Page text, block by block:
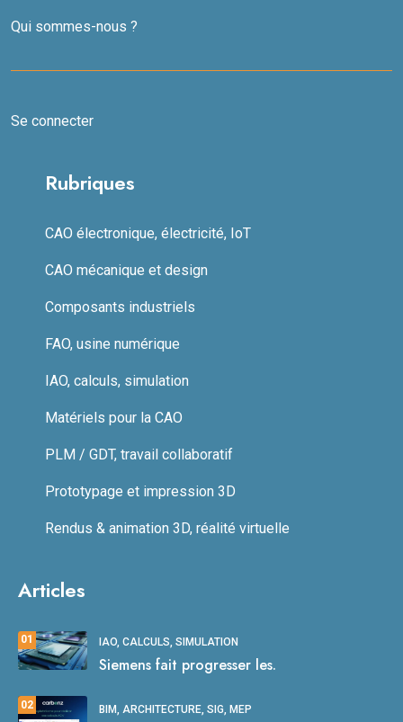
Qui sommes-nous ?
Se connecter
Rubriques
CAO électronique, électricité, IoT
CAO mécanique et design
Composants industriels
FAO, usine numérique
IAO, calculs, simulation
Matériels pour la CAO
PLM / GDT, travail collaboratif
Prototypage et impression 3D
Rendus & animation 3D, réalité virtuelle
Articles
01 IAO, CALCULS, SIMULATION
Siemens fait progresser les.
02 BIM, ARCHITECTURE, SIG, MEP